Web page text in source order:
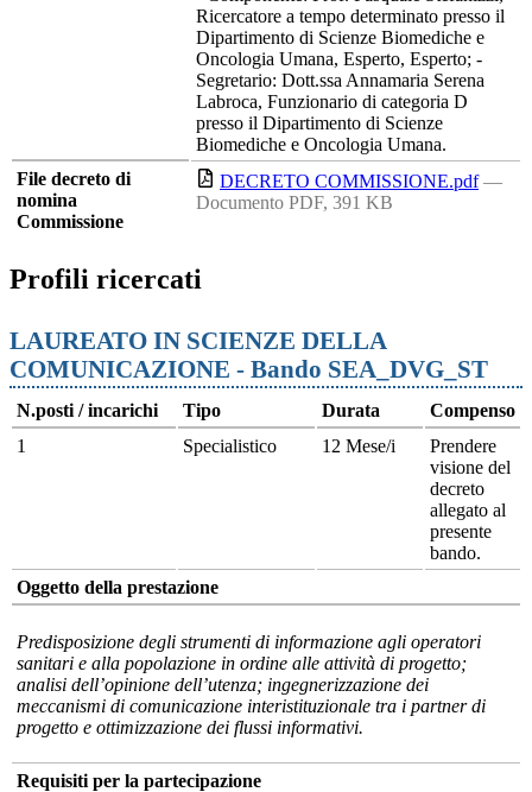
Ricercatore a tempo determinato presso il
Dipartimento di Scienze Biomediche e
Oncologia Umana, Esperto, Esperto; -
Segretario: Dott.ssa Annamaria Serena
Labroca, Funzionario di categoria D
presso il Dipartimento di Scienze
Biomediche e Oncologia Umana.
File decreto di
nomina
Commissione
DECRETO COMMISSIONE.pdf —
Documento PDF, 391 KB
Profili ricercati
LAUREATO IN SCIENZE DELLA
COMUNICAZIONE - Bando SEA_DVG_ST
N.posti / incarichi Tipo Durata
Compenso
1
Specialistico 12 Mese/i
Prendere
visione del
decreto
allegato al
presente
bando.
Oggetto della prestazione
Predisposizione degli strumenti di informazione agli operatori
sanitari e alla popolazione in ordine alle attività di progetto;
analisi dell’opinione dell’utenza; ingegnerizzazione dei
meccanismi di comunicazione interistituzionale tra i partner di
progetto e ottimizzazione dei flussi informativi.
Requisiti per la partecipazione